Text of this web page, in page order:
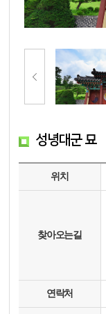
성녕대군 묘
위치
찾아오는길
연락처